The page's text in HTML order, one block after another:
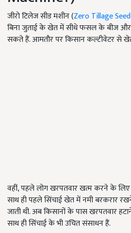
जीरो टिलेज सीड मशीन (Zero Tillage
बिना जुताई के खेत में सीधे फसल के बीज और
सकते हैं. आमतौर पर किसान कल्टीवेटर से
वहीं, पहले लोग खरपतवार खत्म करने के
साथ ही पहले सिंचाई खेत में नमी बरकरार
जाती थी. अब किसानों के पास खरपतवार
साथ ही सिंचाई के भी उचित संसाधन हैं.